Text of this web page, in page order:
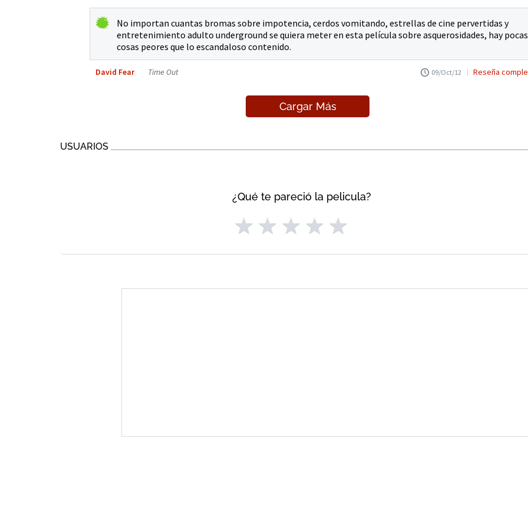
No importan cuantas bromas sobre impotencia, cerdos vomitando, estrellas de cine pervertidas y
entretenimiento adulto underground se quiera meter en esta película sobre asquerosidades, hay pocas
cosas peores que lo escandaloso contenido.
David Fear Time Out 09/Oct/12 Reseña
Cargar Más
USUARIOS
¿Qué te pareció la pelicula?